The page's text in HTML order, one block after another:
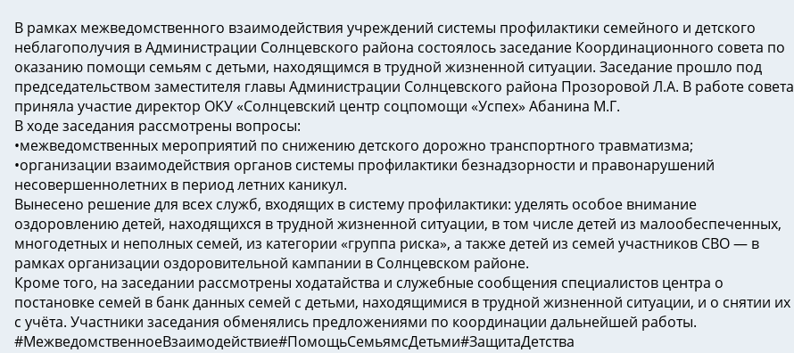
В рамках межведомственного взаимодействия учреждений системы профилактики семейного и детского
неблагополучия в Администрации Солнцевского района состоялось заседание Координационного совета по
оказанию помощи семьям с детьми, находящимся в трудной жизненной ситуации. Заседание прошло под
председательством заместителя главы Администрации Солнцевского района Прозоровой Л.А. В работе совета
приняла участие директор ОКУ «Солнцевский центр соцпомощи «Успех» Абанина М.Г.
В ходе заседания рассмотрены вопросы:
•межведомственных мероприятий по снижению детского дорожно транспортного травматизма;
•организации взаимодействия органов системы профилактики безнадзорности и правонарушений
несовершеннолетних в период летних каникул.
Вынесено решение для всех служб, входящих в систему профилактики: уделять особое внимание
оздоровлению детей, находящихся в трудной жизненной ситуации, в том числе детей из малообеспеченных,
многодетных и неполных семей, из категории «группа риска», а также детей из семей участников СВО — в
рамках организации оздоровительной кампании в Солнцевском районе.
Кроме того, на заседании рассмотрены ходатайства и служебные сообщения специалистов центра о
постановке семей в банк данных семей с детьми, находящимися в трудной жизненной ситуации, и о снятии их
с учёта. Участники заседания обменялись предложениями по координации дальнейшей работы.
#МежведомственноеВзаимодействие#ПомощьСемьямсДетьми#ЗащитаДетства